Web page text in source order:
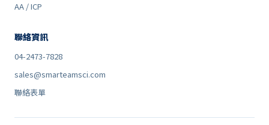
AA / ICP
聯絡資訊
04-2473-7828
sales@smarteamsci.com
聯絡表單